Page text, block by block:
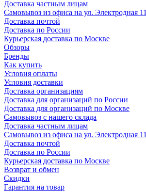
Доставка частным лицам
Самовывоз из офиса на ул. Электродная 11
Доставка почтой
Доставка по России
Курьерская доставка по Москве
Обзоры
Бренды
Как купить
Условия оплаты
Условия доставки
Доставка организациям
Доставка для организаций по России
Доставка для организаций по Москве
Самовывоз с нашего склада
Доставка частным лицам
Самовывоз из офиса на ул. Электродная 11
Доставка почтой
Доставка по России
Курьерская доставка по Москве
Возврат и обмен
Скидки
Гарантия на товар